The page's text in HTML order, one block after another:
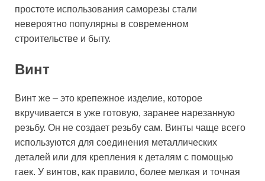
простоте использования саморезы стали
невероятно популярны в современном
строительстве и быту.
Винт
Винт же – это крепежное изделие, которое
вкручивается в уже готовую, заранее нарезанную
резьбу. Он не создает резьбу сам. Винты чаще всего
используются для соединения металлических
деталей или для крепления к деталям с помощью
гаек. У винтов, как правило, более мелкая и точная